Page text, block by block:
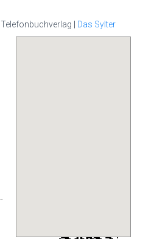
Telefonbuchverlag | Das Sylter